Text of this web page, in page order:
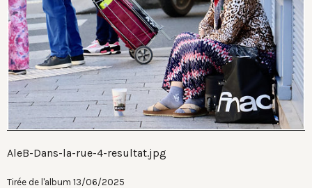
AleB-Dans-la-rue-4-resultat.jpg
Tirée de l'album 13/06/2025